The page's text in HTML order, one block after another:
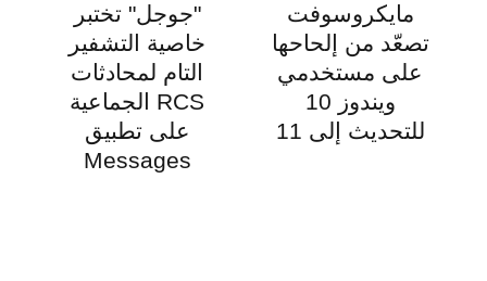
مايكروسوفت
تصعّد من إلحاحها
على مستخدمي
ويندوز 10
للتحديث إلى 11
"جوجل" تختبر
خاصية التشفير
التام لمحادثات
RCS الجماعية
على تطبيق
Messages